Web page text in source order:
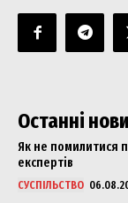
Останні
Як не помилитися
експертів
СУСПІЛЬСТВО